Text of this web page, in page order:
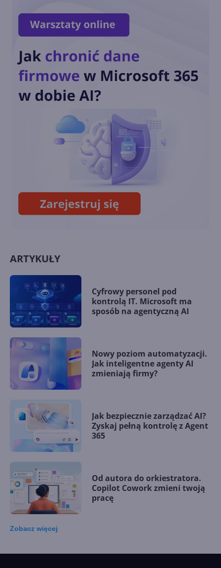
Podgląd miniatur PDF i
bogatszy edytor w Skype
Insider 8.112
Transmitowanie z dwóch
8.110.76.102
Ulepszone wiadomości
systemowe połączeń Skype
(8.108)
ARTYKUŁY
Cyfrowy personel pod
kontrolą IT. Microsoft ma
sposób na agentyczną AI
Nowy poziom automatyzacji.
Jak inteligentne agenty AI
zmieniają firmy?
Jak bezpiecznie zarządzać AI?
Zyskaj pełną kontrolę z Agent
365
Od autora do orkiestratora.
Copilot Cowork zmieni twoją
pracę
Zobacz więcej